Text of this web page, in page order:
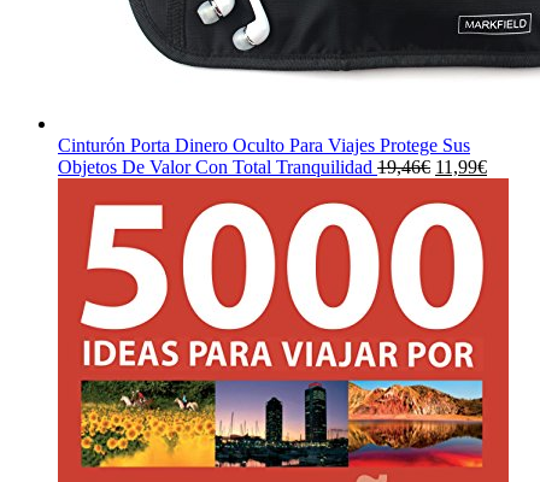
Cinturón Porta Dinero Oculto Para Viajes Protege Sus
Objetos De Valor Con Total Tranquilidad 19,46€ El
original
era:
19,46€.
11,99€El